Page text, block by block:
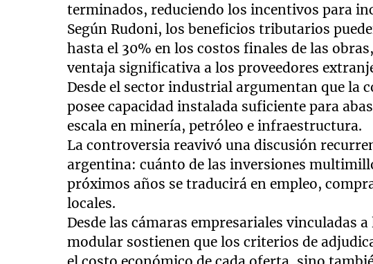
terminados, reduciendo los incentivos para
Según Rudoni, los beneficios tributarios
hasta el 30% en los costos finales de las
ventaja significativa a los proveedores
Desde el sector industrial argumentan que la
posee capacidad instalada suficiente para
escala en minería, petróleo e infraestructura.
La controversia reavivó una discusión
argentina: cuánto de las inversiones
próximos años se traducirá en empleo,
locales.
Desde las cámaras empresariales vinculadas
modular sostienen que los criterios de